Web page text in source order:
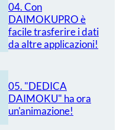
04. Con
DAIMOKUPRO è
facile trasferire i dati
da altre applicazioni!
05. "DEDICA
DAIMOKU" ha ora
un'animazione!